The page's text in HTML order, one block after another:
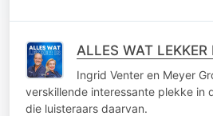
ALLES WAT
Ingrid Venter en Meyer
verskillende interessante plekke in
die luisteraars daarvan.